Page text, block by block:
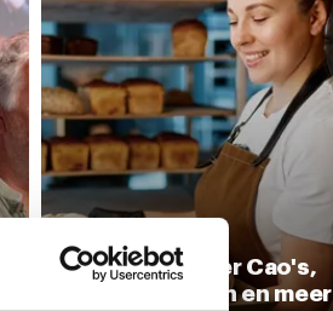
Informatie over Cao's,
Salaristabellen en meer